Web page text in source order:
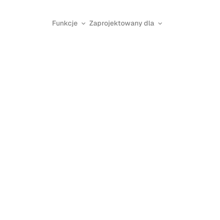
Funkcje Zaprojektowany dla